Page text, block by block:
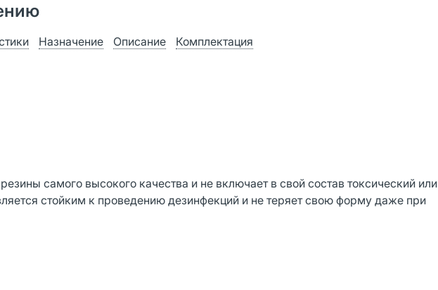
Назначение Описание Комплектация
самого высокого качества и не включает в свой состав токсический или
стойким к проведению дезинфекций и не теряет свою форму даже при